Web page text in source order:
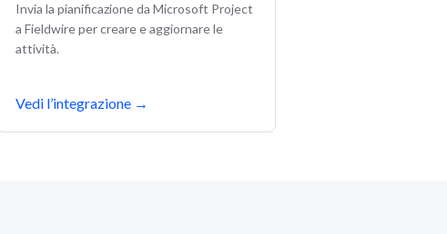
Invia la pianificazione da Microsoft Project
a Fieldwire per creare e aggiornare le
attività.
Vedi l’integrazione →